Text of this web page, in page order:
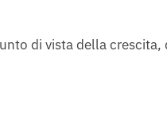
di vista della